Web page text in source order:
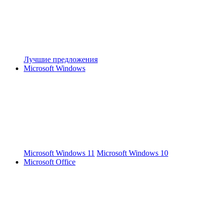
Лучшие предложения
Microsoft Windows
Microsoft Windows 11 Microsoft Windows 10
Microsoft Office